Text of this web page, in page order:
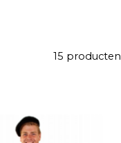
15 producten